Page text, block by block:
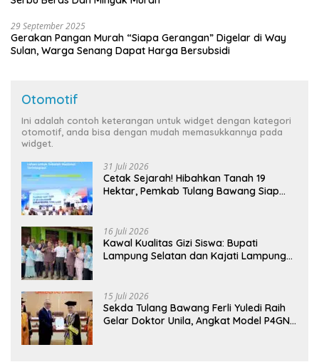
29 September 2025
Gerakan Pangan Murah “Siapa Gerangan” Digelar di Way
Sulan, Warga Senang Dapat Harga Bersubsidi
Otomotif
Ini adalah contoh keterangan untuk widget dengan kategori
otomotif, anda bisa dengan mudah memasukkannya pada
widget.
31 Juli 2026
Cetak Sejarah! Hibahkan Tanah 19
Hektar, Pemkab Tulang Bawang Siap
16 Juli 2026
Kawal Kualitas Gizi Siswa: Bupati
Lampung Selatan dan Kajati Lampung
15 Juli 2026
Sekda Tulang Bawang Ferli Yuledi Raih
Gelar Doktor Unila, Angkat Model P4GN